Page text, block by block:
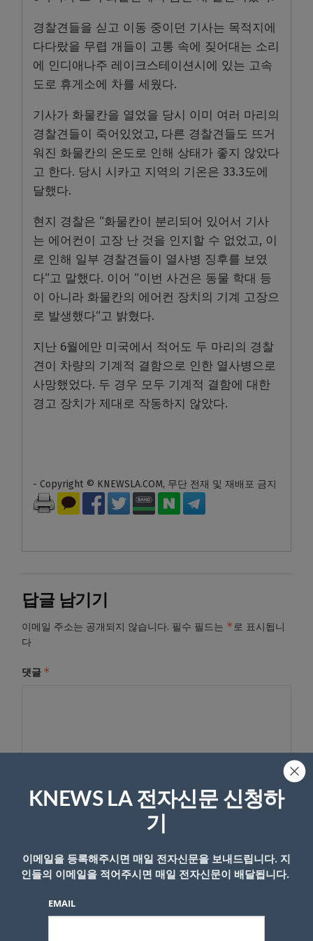
경찰견들을 싣고 이동 중이던 기사는 목적지에
다다랐을 무렵 개들이 고통 속에 짖어대는 소리
에 인디애나주 레이크스테이션시에 있는 고속
도로 휴게소에 차를 세웠다.
기사가 화물칸을 열었을 당시 이미 여러 마리의
경찰견들이 죽어있었고, 다른 경찰견들도 뜨거
워진 화물칸의 온도로 인해 상태가 좋지 않았다
고 한다. 당시 시카고 지역의 기온은 33.3도에
달했다.
현지 경찰은 “화물칸이 분리되어 있어서 기사
는 에어컨이 고장 난 것을 인지할 수 없었고, 이
로 인해 일부 경찰견들이 열사병 징후를 보였
다“고 말했다. 이어 “이번 사건은 동물 학대 등
이 아니라 화물칸의 에어컨 장치의 기계 고장으
로 발생했다“고 밝혔다.
지난 6월에만 미국에서 적어도 두 마리의 경찰
견이 차량의 기계적 결함으로 인한 열사병으로
사망했었다. 두 경우 모두 기계적 결함에 대한
경고 장치가 제대로 작동하지 않았다.
- Copyright © KNEWSLA.COM, 무단 전재 및 재배포 금지
답글 남기기
이메일 주소는 공개되지 않습니다. 필수 필드는 *로 표시됩니
다
댓글 *
KNEWS LA 전자신문 신청하
기
이메일을 등록해주시면 매일 전자신문을 보내드립니다. 지
인들의 이메일을 적어주시면 매일 전자신문이 배달됩니다.
EMAIL